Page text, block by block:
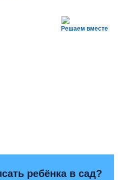
Решаем вместе
ребёнка в сад?